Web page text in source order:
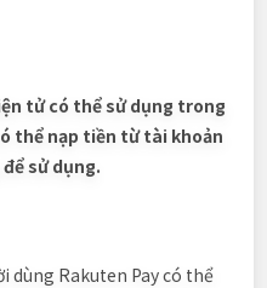
tử có thể sử dụng trong
thể nạp tiền từ tài khoản
sử dụng.
dùng Rakuten Pay có thể